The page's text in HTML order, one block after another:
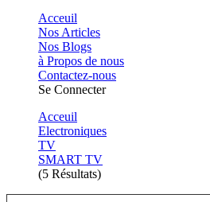
Acceuil
Nos Articles
Nos Blogs
à Propos de nous
Contactez-nous
Se Connecter
Acceuil
Electroniques
TV
SMART TV
(5 Résultats)